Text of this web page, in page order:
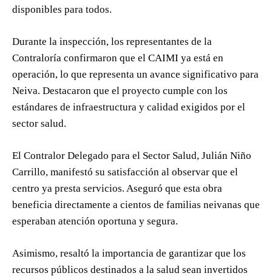
disponibles para todos.
Durante la inspección, los representantes de la
Contraloría confirmaron que el CAIMI ya está en
operación, lo que representa un avance significativo para
Neiva. Destacaron que el proyecto cumple con los
estándares de infraestructura y calidad exigidos por el
sector salud.
El Contralor Delegado para el Sector Salud, Julián Niño
Carrillo, manifestó su satisfacción al observar que el
centro ya presta servicios. Aseguró que esta obra
beneficia directamente a cientos de familias neivanas que
esperaban atención oportuna y segura.
Asimismo, resaltó la importancia de garantizar que los
recursos públicos destinados a la salud sean invertidos